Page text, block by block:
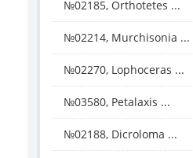
№02185, Orthotetes ...
№02214, Murchisonia ...
№02270, Lophoceras ...
№03580, Petalaxis ...
№02188, Dicroloma ...